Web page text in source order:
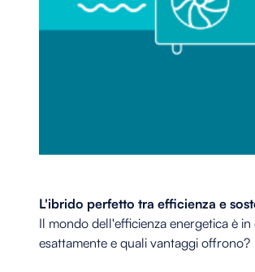
L'ibrido perfetto tra efficienza e
Il mondo dell'efficienza energetica è
esattamente e quali vantaggi offrono?